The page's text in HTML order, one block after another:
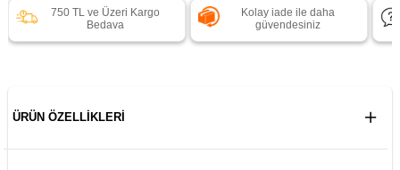
750 TL ve Üzeri Kargo
Bedava
Kolay iade ile daha
güvendesiniz
ÜRÜN ÖZELLIKLERI